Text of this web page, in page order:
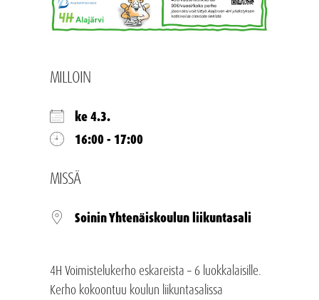
MILLOIN
ke 4.3.
16:00 - 17:00
MISSÄ
Soinin Yhtenäiskoulun liikuntasali
4H Voimistelukerho eskareista – 6 luokkalaisille.
Kerho kokoontuu koulun liikuntasalissa